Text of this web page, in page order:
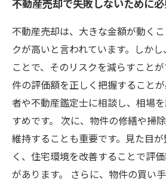
不動産売却で失敗しないために
不動産売却は、大きな金額が動く
クが高いと言われています。しか
ことで、そのリスクを減らすこと
件の評価額を正しく把握すること
者や不動産鑑定士に相談し、相場
すめです。 次に、物件の修繕や掃
維持することも重要です。見た目
く、住宅環境を改善することで評
があります。 さらに、物件の買い